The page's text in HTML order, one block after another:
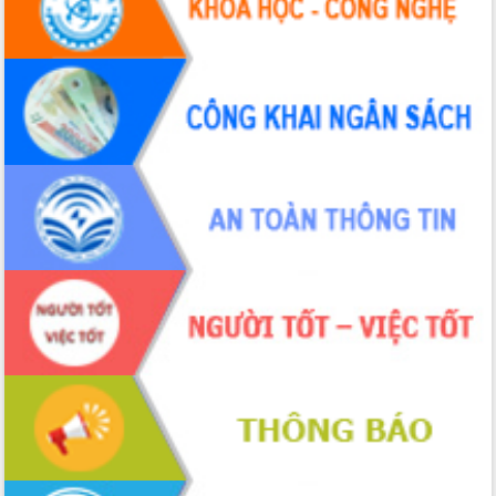
UBND tỉnh họp báo định kỳ tháng 4
năm 2026
Hội thảo khoa học “Giải pháp thúc đẩy
phát triển nền kinh tế xanh tại tỉnh
Đắk Lắk”
Tăng cường giám sát, đôn đốc thực
hiện nhiệm vụ quản lý tài sản công
hàng tuần
Tháo gỡ những vướng mắc, đẩy mạnh
công tác cải cách thủ tục hành chính
tại Trung tâm Phục vụ hành chính
công tỉnh
Đắk Lắk: Tôn vinh 46 giải pháp tại Hội
thi Sáng tạo Kỹ thuật 2024 - 2025
Đắk Lắk rà soát, điều chỉnh Đề án 190
về phát triển nuôi trồng thủy sản
Phó Chủ tịch UBND tỉnh Đắk Lắk
Trương Công Thái kiểm tra thực địa
Dự án cao tốc Khánh Hòa - Buôn Ma